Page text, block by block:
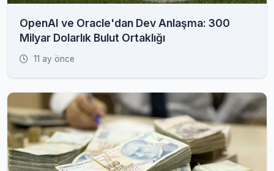
OpenAI ve Oracle'dan Dev Anlaşma: 300
Milyar Dolarlık Bulut Ortaklığı
11 ay önce